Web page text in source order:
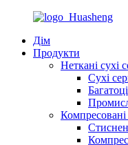
Дім
Продукти
Неткані сухі
Сухі